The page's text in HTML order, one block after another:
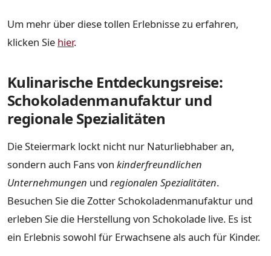
Um mehr über diese tollen Erlebnisse zu erfahren,
klicken Sie hier.
Kulinarische Entdeckungsreise:
Schokoladenmanufaktur und
regionale Spezialitäten
Die Steiermark lockt nicht nur Naturliebhaber an,
sondern auch Fans von kinderfreundlichen
Unternehmungen und regionalen Spezialitäten.
Besuchen Sie die Zotter Schokoladenmanufaktur und
erleben Sie die Herstellung von Schokolade live. Es ist
ein Erlebnis sowohl für Erwachsene als auch für Kinder.